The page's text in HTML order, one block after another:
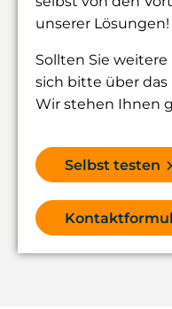
unserer Lösungen!
Sollten Sie
sich bitte über
Wir stehen Ihnen
Selbst testen